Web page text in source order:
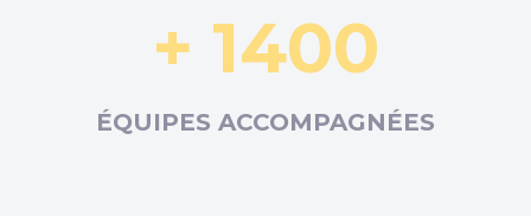
+ 1400
ÉQUIPES ACCOMPAGNÉES